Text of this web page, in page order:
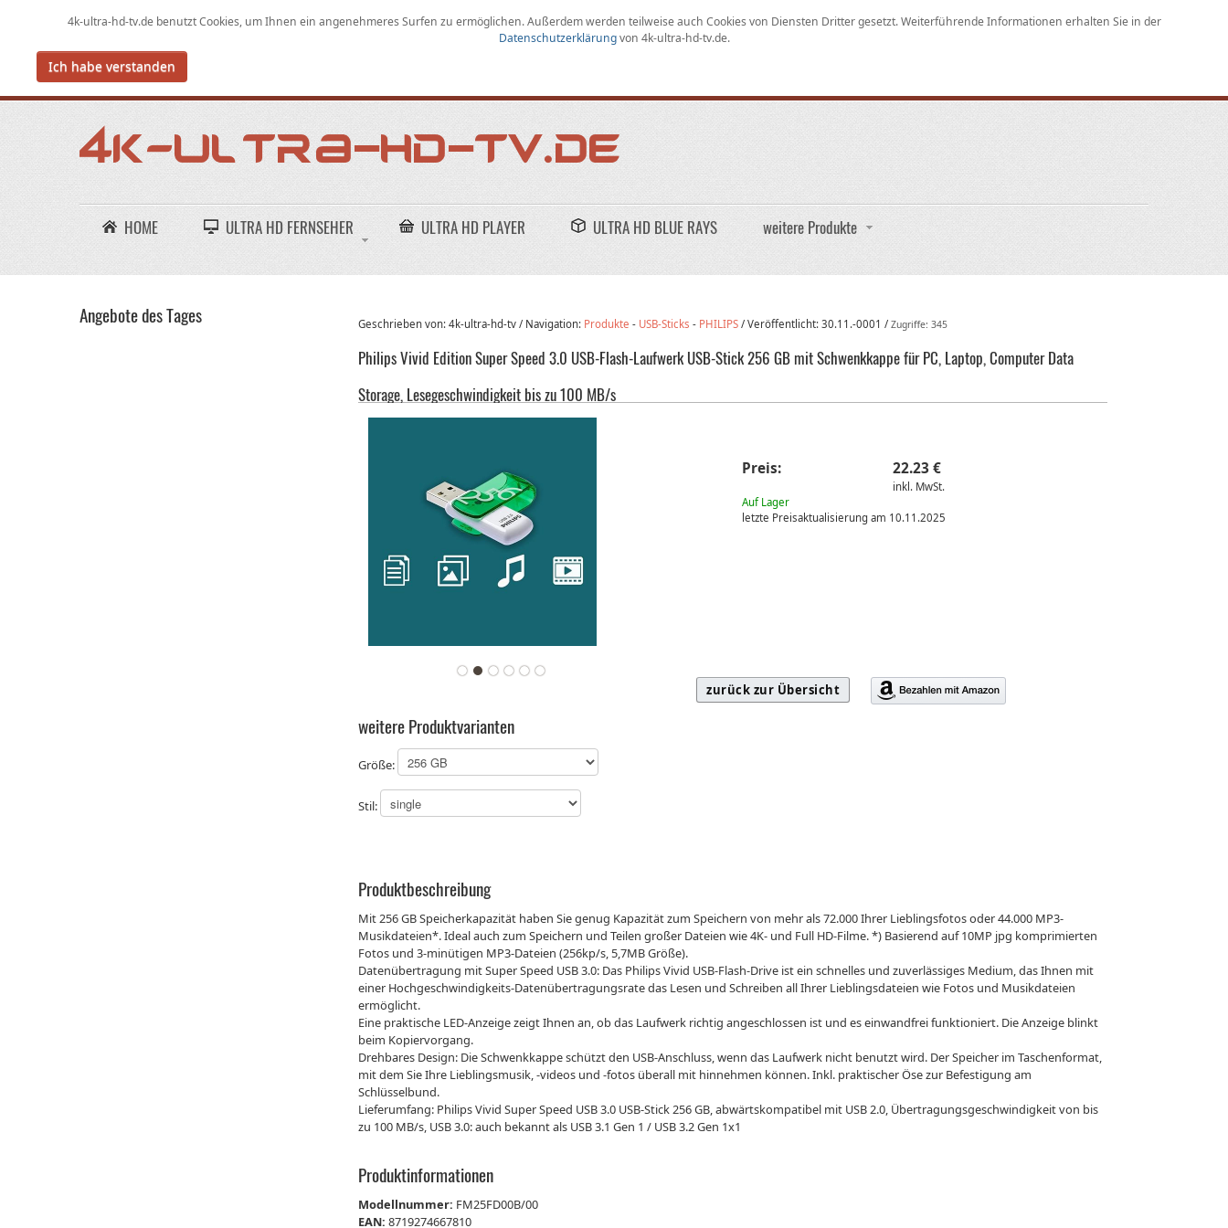
4k-ultra-hd-tv.de benutzt Cookies, umIhnen ein angenehmeres Surfen zu ermöglichen.Außerdem werden teilweise auch Cookies von Diensten Dritter gesetzt. Weiterführende Informationen erhalten Sie in der
Datenschutzerklärungvon 4k-ultra-hd-tv.de.
Ich habe verstanden
HOME ULTRA HD FERNSEHER ULTRA HD PLAYER ULTRA HD BLUE RAYS weitere Produkte
Geschrieben von: 4k-ultra-hd-tv / Navigation: Produkte - USB-Sticks - PHILIPS / Veröffentlicht:30.11.-0001 / Zugriffe: 345
Philips Vivid Edition Super Speed 3.0 USB-Flash-Laufwerk USB-Stick 256 GB mit Schwenkkappe für PC, Laptop, Computer Data
Storage, Lesegeschwindigkeit bis zu 100 MB/s
Preis: 22.23 €
inkl. MwSt.
Auf Lager
letzte Preisaktualisierung am 10.11.2025
zurück zur Übersicht
weitere Produktvarianten
Größe:
Stil:
Produktbeschreibung
Mit 256 GB Speicherkapazität haben Sie genug Kapazität zum Speichern von mehr als 72.000 Ihrer Lieblingsfotos oder 44.000 MP3-
Musikdateien*. Ideal auch zum Speichern und Teilen großer Dateien wie 4K- und Full HD-Filme. *) Basierend auf 10MP jpg komprimierten
Fotos und 3-minütigen MP3-Dateien (256kp/s, 5,7MB Größe).
Datenübertragung mit Super Speed USB 3.0: Das Philips Vivid USB-Flash-Drive ist ein schnelles und zuverlässiges Medium, das Ihnen mit
einer Hochgeschwindigkeits-Datenübertragungsrate das Lesen und Schreiben all Ihrer Lieblingsdateien wie Fotos und Musikdateien
ermöglicht.
Eine praktische LED-Anzeige zeigt Ihnen an, ob das Laufwerk richtig angeschlossen ist und es einwandfrei funktioniert. Die Anzeige blinkt
beim Kopiervorgang.
Drehbares Design: Die Schwenkkappe schützt den USB-Anschluss, wenn das Laufwerk nicht benutzt wird. Der Speicher im Taschenformat,
mit dem Sie Ihre Lieblingsmusik, -videos und -fotos überall mit hinnehmen können. Inkl. praktischer Öse zur Befestigung am
Schlüsselbund.
Lieferumfang: Philips Vivid Super Speed USB 3.0 USB-Stick 256 GB, abwärtskompatibel mit USB 2.0, Übertragungsgeschwindigkeit von bis
zu 100 MB/s, USB 3.0: auch bekannt als USB 3.1 Gen 1 / USB 3.2 Gen 1x1
Produktinformationen
Modellnummer: FM25FD00B/00
EAN:8719274667810
Angebote des Tages